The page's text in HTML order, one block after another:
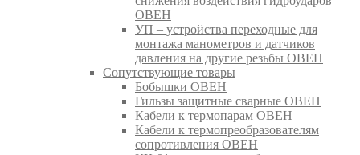
ОВЕН
УП – устройства переходные для
монтажа манометров и датчиков
давления на другие резьбы ОВЕН
Сопутствующие товары
Бобышки ОВЕН
Гильзы защитные сварные ОВЕН
Кабели к термопарам ОВЕН
Кабели к термопреобразователям
сопротивления ОВЕН